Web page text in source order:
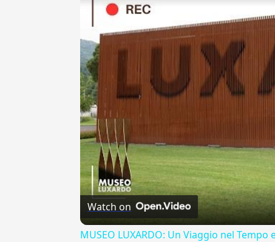
Watch on
MUSEO LUXARDO: Un Viaggio nel Tempo